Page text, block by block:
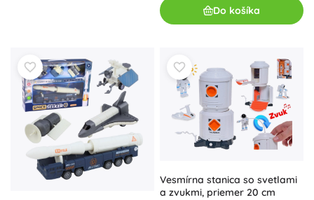
Do košíka
Vesmírna stanica so svetlami
a zvukmi, priemer 20 cm